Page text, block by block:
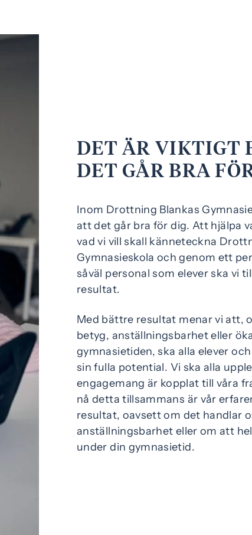
DET ÄR VIKTIGT
DET GÅR BRA
Inom Drottning Blankas
att det går bra för dig. Att hjälpa
vad vi vill skall känneteckna
Gymnasieskola och genom ett
såväl personal som elever ska vi
resultat.
Med bättre resultat menar vi att,
betyg, anställningsbarhet eller
gymnasietiden, ska alla elever
sin fulla potential. Vi ska alla
engagemang är kopplat till våra
nå detta tillsammans är vår
resultat, oavsett om det handlar
anställningsbarhet eller om att
under din gymnasietid.